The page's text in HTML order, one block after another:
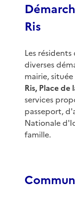
Ris
Les
diverses
mairie,
Ris, Place de
services
passeport,
Nationale
famille.